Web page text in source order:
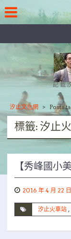
to
content
記載
汐止文化網 > Posts
標籤: 汐止
【秀峰國小
2016 年 4 月 22 日
汐止火車站 ,